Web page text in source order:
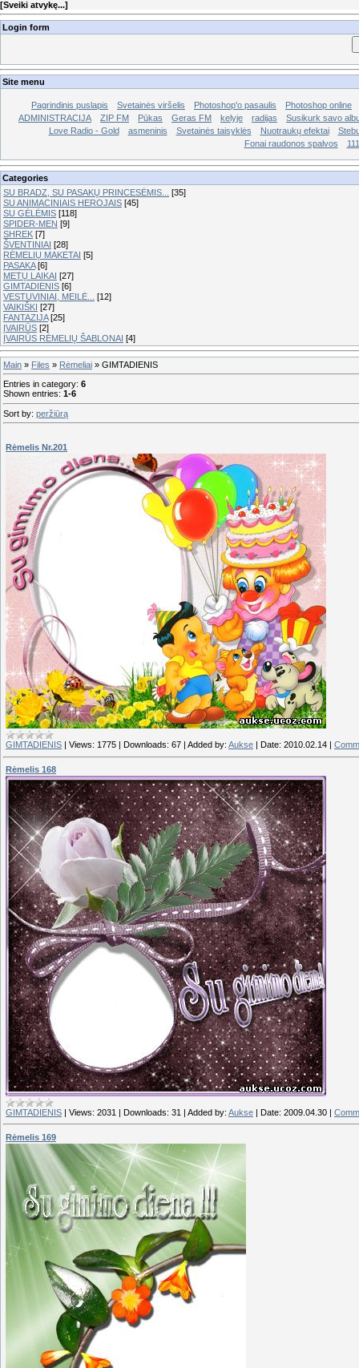
[Sveiki atvykę...]
Login form
Site menu
Pagrindinis puslapis Svetainės viršelis Photoshop'o pasaulis
Photoshop online
ADMINISTRACIJA
ZIP FM Pūkas Geras FM kelyje radijas
Susikurk savo
Love Radio - Gold
asmeninis Svetainės taisyklės Nuotraukų efektai
Fonai raudonos spalvos
111
Categories
SU BRADZ, SU PASAKŲ PRINCESĖMIS...
[35]
SU ANIMACINIAIS HEROJAIS [45]
SU GĖLĖMIS [118]
SPIDER-MEN [9]
SHREK [7]
ŠVENTINIAI [28]
RĖMELIŲ MAKETAI [5]
PASAKA [6]
METŲ LAIKAI [27]
GIMTADIENIS [6]
VESTUVINIAI, MEILĖ...
[12]
VAIKIŠKI [27]
FANTAZIJA [25]
ĮVAIRŪS [2]
ĮVAIRŪS RĖMELIŲ ŠABLONAI [4]
Main » Files » Rėmeliai » GIMTADIENIS
Entries in category: 6
Shown entries: 1-6
Sort by: peržiūrą
Rėmelis Nr.201
GIMTADIENIS Views: 1775 Downloads: 67 Added by: Aukse Date: 2010.02.14
Rėmelis 168
GIMTADIENIS | Views: 2031 | Downloads: 31 | Added by: Aukse | Date: 2009.04.30 |
Rėmelis 169